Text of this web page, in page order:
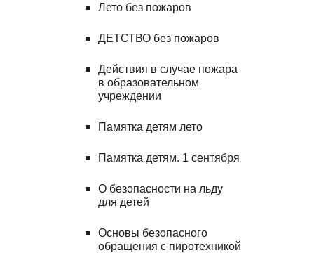
Лето без пожаров
ДЕТСТВО без пожаров
Действия в случае пожара
в образовательном
учреждении
Памятка детям лето
Памятка детям. 1 сентября
О безопасности на льду
для детей
Основы безопасного
обращения с пиротехникой